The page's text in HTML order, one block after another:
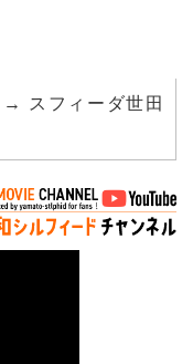
→ スフィーダ世田
ン